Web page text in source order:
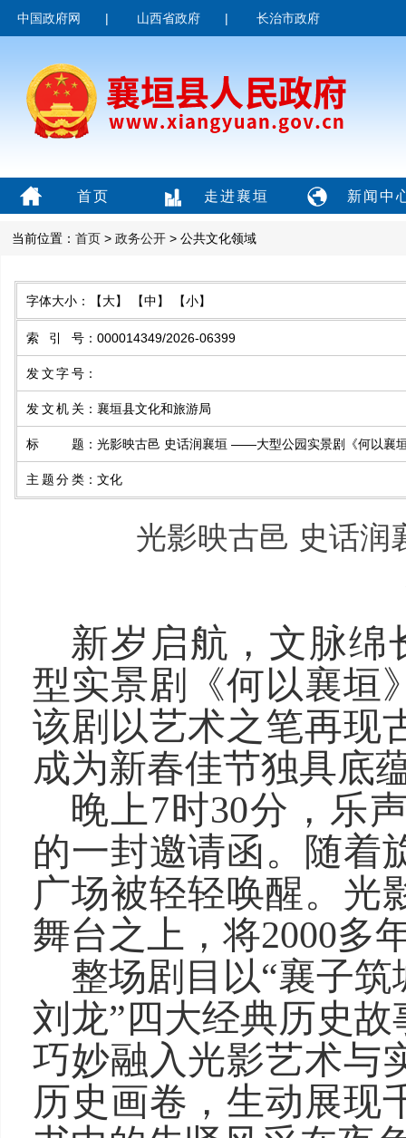
中国政府网 | 山西省政府 | 长治市政府
首页 走进襄垣 新闻中
当前位置： 首页 > 政务公开 > 公共文化领域
字体大小： 【大】 【中】 【小】
索引号 ： 000014349/2026-06399
发文字号 ：
发文机关 ： 襄垣县文化和旅游局
标题 ： 光影映古邑 史话润襄垣 ——大型公园实景剧《何以襄
主题分类 ： 文化
光影映古邑 史话
新岁启航，文脉绵
型实景剧《何以襄垣
该剧以艺术之笔再现
成为新春佳节独具底
晚上7时30分，乐
的一封邀请函。随着
广场被轻轻唤醒。光
舞台之上，将2000多
整场剧目以“襄子
刘龙”四大经典历史
巧妙融入光影艺术与
历史画卷，生动展现